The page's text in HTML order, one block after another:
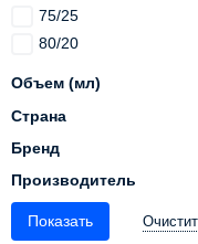
Глинтвейн
Голубика
Грейпфрут
Грецкий
Груша
Дайкири
Джекфрут
30 мг
35 мг
36 мг
48 мг
50 мг
60 мг
75/25
80/20
Объем (мл)
Страна
Бренд
Производитель